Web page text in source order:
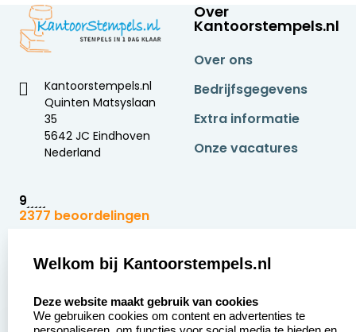
Kantoorstempels.nl
Quinten Matsyslaan
35
5642 JC Eindhoven
Nederland
9
2377 beoordelingen
Over
Kantoorstempels.nl
Over ons
Bedrijfsgegevens
Extra informatie
Onze vacatures
Zakelijk:
Aanvraag op maat
Betaling &
Klantenservice:
Contact opnemen
Veel gestelde vragen
Welkom bij Kantoorstempels.nl
Deze website maakt gebruik van cookies
We gebruiken cookies om content en advertenties te